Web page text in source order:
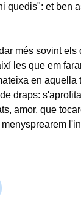
quedis": et ben
més sovint
les que em
en
draps:
amor, que